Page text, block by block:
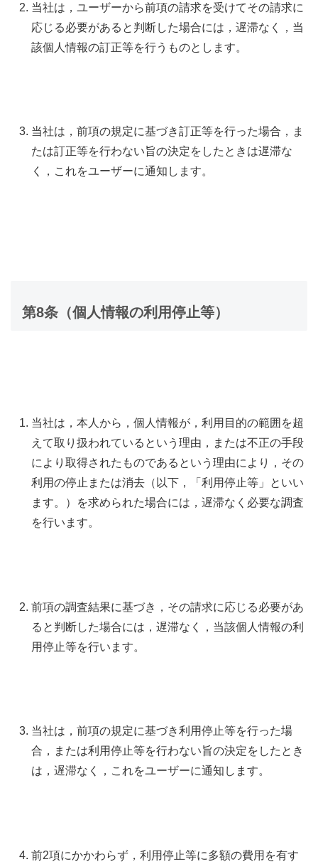
当社は，ユーザーから前項の請求を受けてその請求に
応じる必要があると判断した場合には，遅滞なく，当
該個人情報の訂正等を行うものとします。
当社は，前項の規定に基づき訂正等を行った場合，ま
たは訂正等を行わない旨の決定をしたときは遅滞な
く，これをユーザーに通知します。
第8条（個人情報の利用停止等）
当社は，本人から，個人情報が，利用目的の範囲を超
えて取り扱われているという理由，または不正の手段
により取得されたものであるという理由により，その
利用の停止または消去（以下，「利用停止等」といい
ます。）を求められた場合には，遅滞なく必要な調査
を行います。
前項の調査結果に基づき，その請求に応じる必要があ
ると判断した場合には，遅滞なく，当該個人情報の利
用停止等を行います。
当社は，前項の規定に基づき利用停止等を行った場
合，または利用停止等を行わない旨の決定をしたとき
は，遅滞なく，これをユーザーに通知します。
前2項にかかわらず，利用停止等に多額の費用を有す